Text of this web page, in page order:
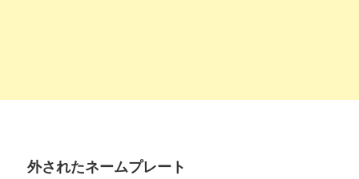
外されたネームプレート